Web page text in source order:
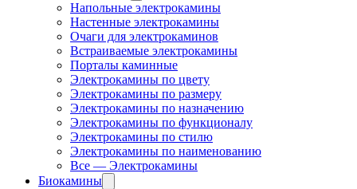
Напольные электрокамины
Настенные электрокамины
Очаги для электрокаминов
Встраиваемые электрокамины
Порталы каминные
Электрокамины по цвету
Электрокамины по размеру
Электрокамины по назначению
Электрокамины по функционалу
Электрокамины по стилю
Электрокамины по наименованию
Все — Электрокамины
Биокамины